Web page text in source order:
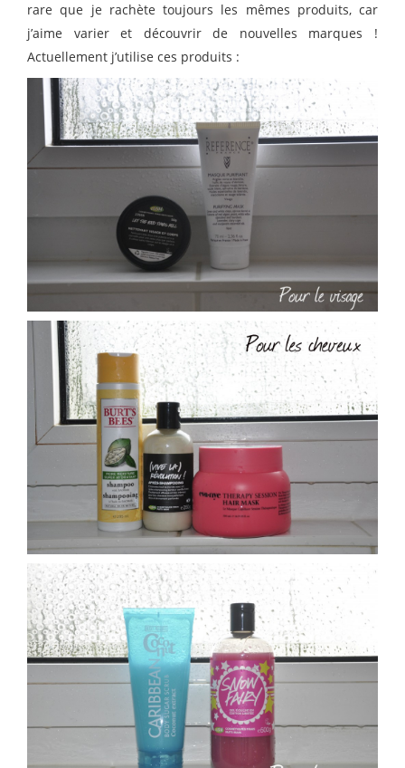
rare que je rachète toujours les mêmes produits, car
j’aime varier et découvrir de nouvelles marques !
Actuellement j’utilise ces produits :